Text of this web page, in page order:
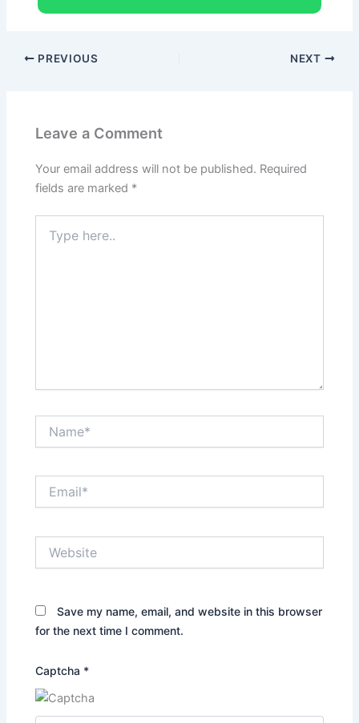
PREVIOUS NEXT
Leave a Comment
Your email address will not be published. Required
fields are marked *
here..
Save my name, email, and website in this browser
for the next time I comment.
Captcha *